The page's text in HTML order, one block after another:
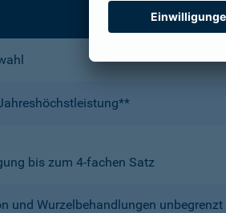
bis zum 4-fachen Satz
und Wurzelbehandlungen unbegrenzt